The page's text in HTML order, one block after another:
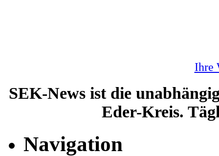
Ihre
SEK-News ist die
Eder-Kreis.
Navigation